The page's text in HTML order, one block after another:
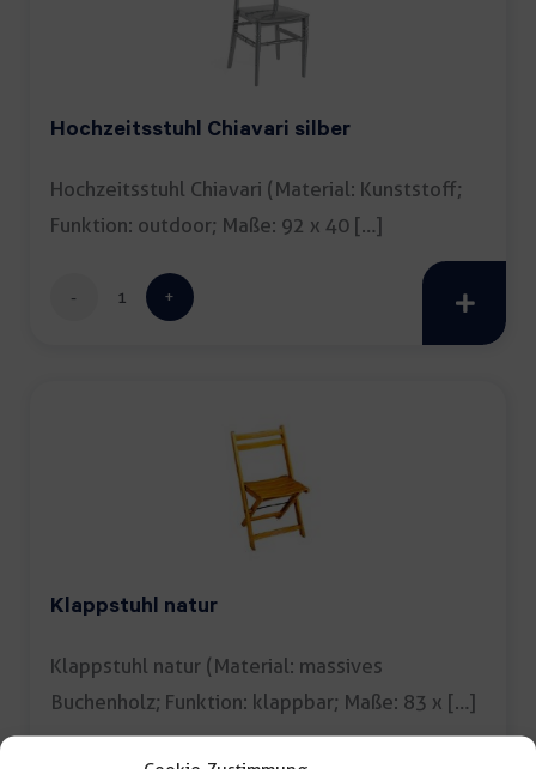
Hochzeitsstuhl Chiavari silber
Hochzeitsstuhl Chiavari (Material: Kunststoff;
Funktion: outdoor; Maße: 92 x 40 […]
Hochzeitsstuhl
Chiavari
Klappstuhl natur
Klappstuhl natur (Material: massives
Buchenholz; Funktion: klappbar; Maße: 83 x […]